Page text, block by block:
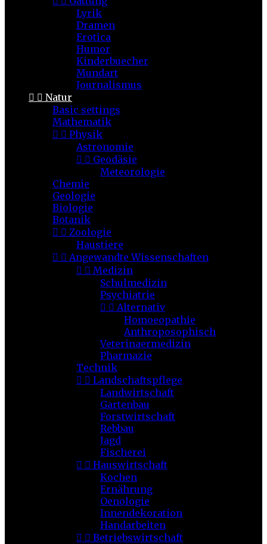
Lyrik
Dramen
Erotica
Humor
Kinderbuecher
Mundart
Journalismus
  Natur
Basic settings
Mathematik
  Physik
Astronomie
  Geodäsie
Meteorologie
Chemie
Geologie
Biologie
Botanik
  Zoologie
Haustiere
  Angewandte Wissenschaften
  Medizin
Schulmedizin
Psychiatrie
  Alternativ
Homoeopathie
Anthroposophisch
Veterinaermedizin
Pharmazie
Technik
  Landschaftspflege
Landwirtschaft
Gartenbau
Forstwirtschaft
Rebbau
Jagd
Fischerei
  Hauswirtschaft
Kochen
Ernährung
Oenologie
Innendekoration
Handarbeiten
  Betriebswirtschaft